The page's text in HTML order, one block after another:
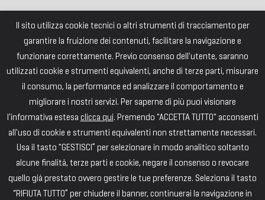
Il sito utilizza cookie tecnici o altri strumenti di tracciamento per
garantire la fruizione dei contenuti, facilitare la navigazione e
funzionare correttamente. Previo consenso dell'utente, saranno
utilizzati cookie e strumenti equivalenti, anche di terze parti, misurare
il consumo, la performance ed analizzare il comportamento e
migliorare i nostri servizi. Per saperne di più puoi visionare
l'informativa estesa clicca qui. Premendo "ACCETTA TUTTO" acconsenti
all'uso di cookie e strumenti equivalenti non strettamente necessari.
Usa il tasto "GESTISCI” per selezionare in modo analitico soltanto
alcune finalità, terze parti e cookie, negare il consenso o revocare
quello già prestato ovvero gestire le tue preferenze. Seleziona il tasto
“RIFIUTA TUTTO” per chiudere il banner, continuerai la navigazione in